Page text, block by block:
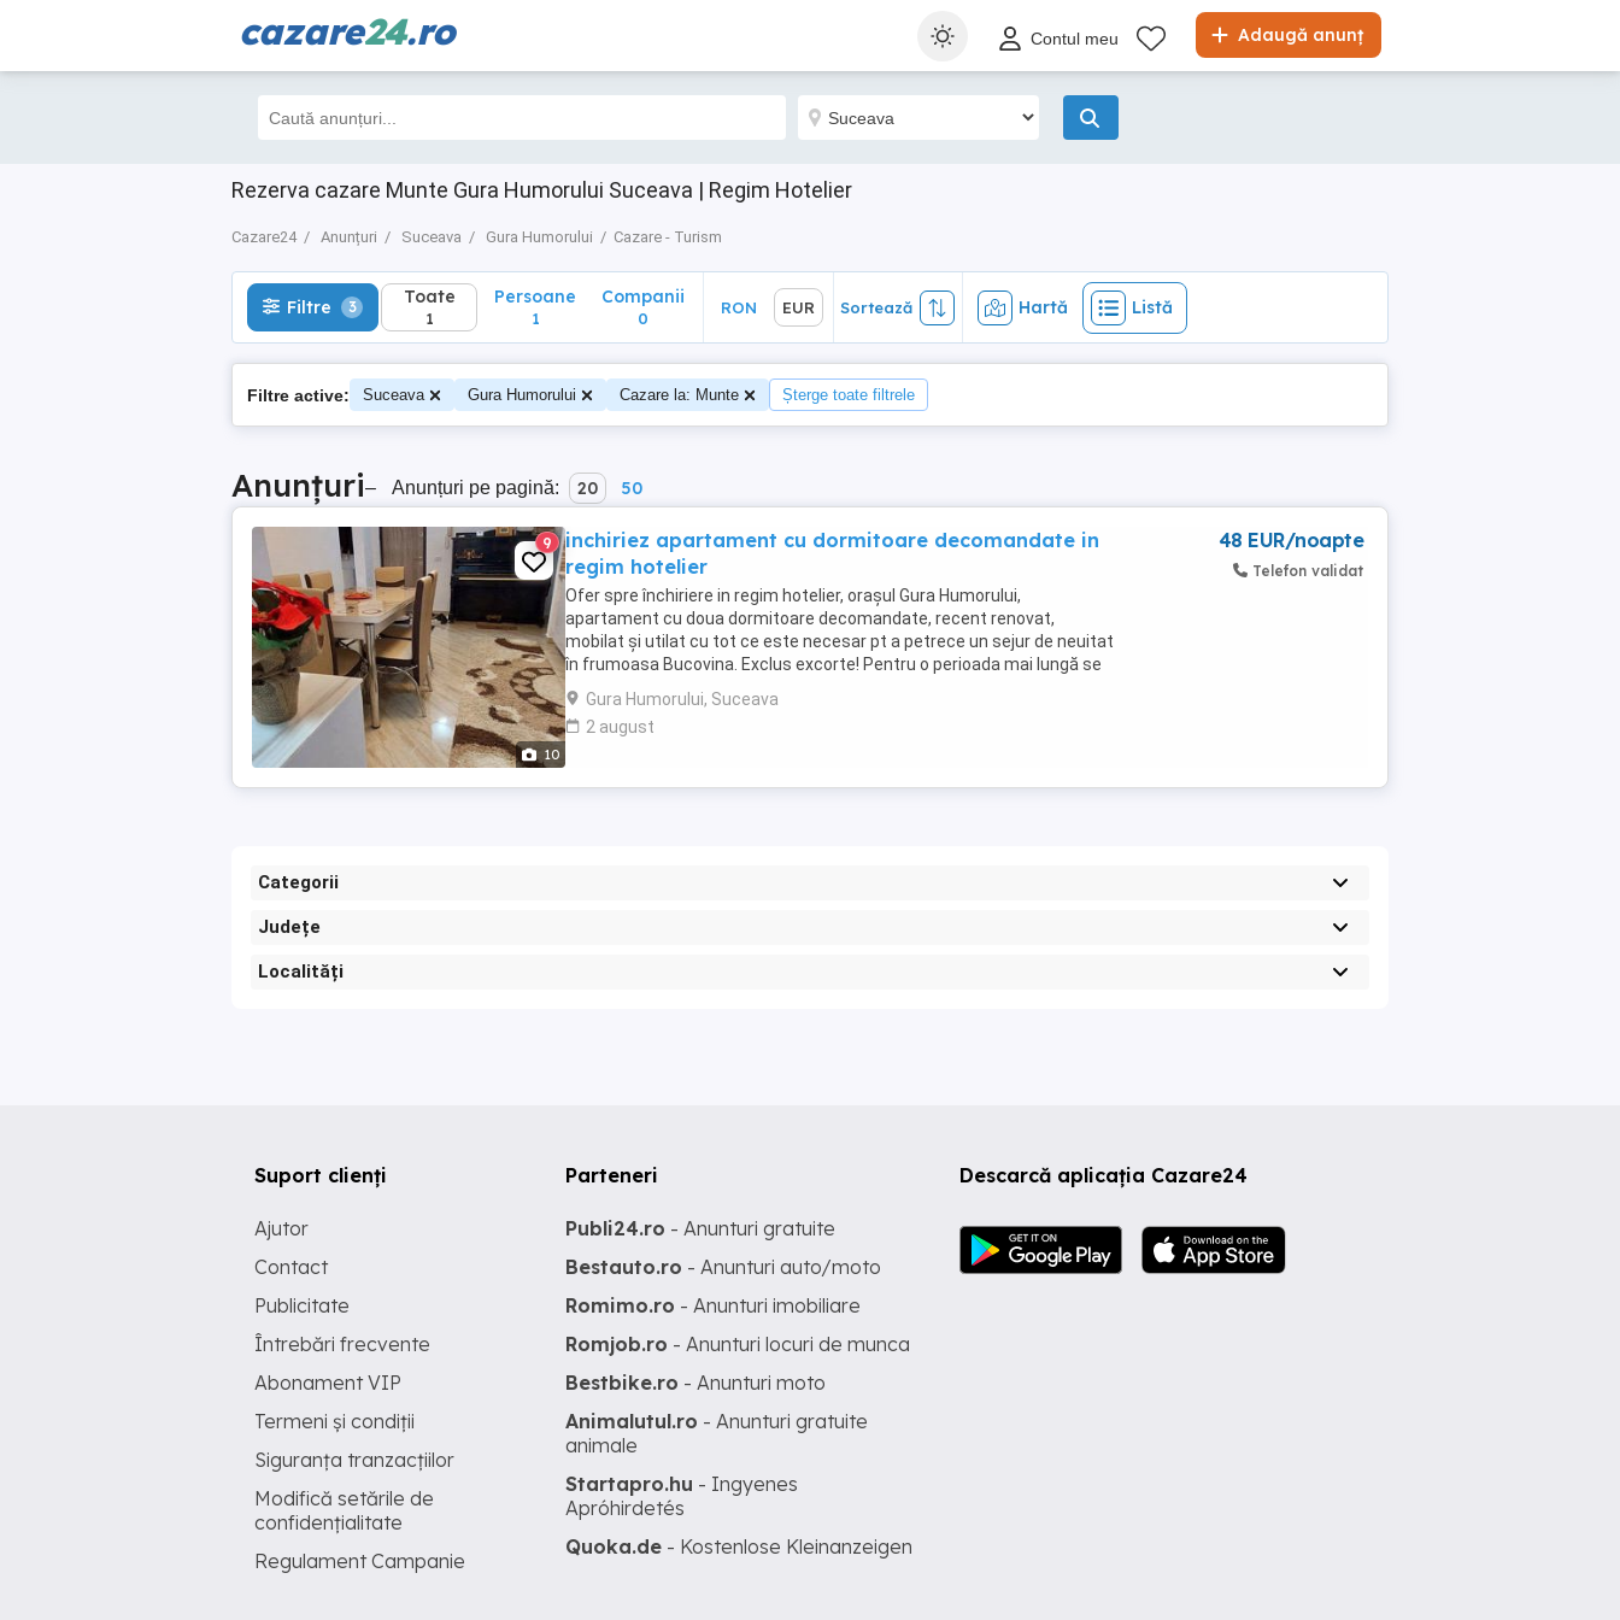
cazare24.ro Adaugă anunț
Contul meu
Rezerva cazare Munte Gura Humorului Suceava | Regim Hotelier
Cazare24 Anunțuri Suceava Gura Humorului Cazare - Turism
Filtre 3 Toate
1
Hartă Listă
Filtre 3 Toate
1
Persoane
1
Companii
0
RON EUR Sortează Hartă Listă
Filtre active: Suceava Gura Humorului Cazare la: Munte Șterge toate filtrele
Anunțuri– Anunțuri pe pagină: 20 50
10
9
inchiriez apartament cu dormitoare decomandate in
regim hotelier
Ofer spre închiriere in regim hotelier, orașul Gura Humorului,
apartament cu doua dormitoare decomandate, recent renovat,
mobilat și utilat cu tot ce este necesar pt a petrece un sejur de neuitat
în frumoasa Bucovina. Exclus excorte! Pentru o perioada mai lungă se
mai negociază.
Gura Humorului, Suceava
2 august
48 EUR/noapte
Telefon validat
Categorii
Județe
Localități
Descarcă aplicația Cazare24
Suport clienți
Ajutor
Contact
Publicitate
Întrebări frecvente
Abonament VIP
Termeni și condiții
Siguranța tranzacțiilor
Modifică setările de
confidențialitate
Regulament Campanie
Parteneri
Publi24.ro - Anunturi gratuite
Bestauto.ro - Anunturi auto/moto
Romimo.ro - Anunturi imobiliare
Romjob.ro - Anunturi locuri de munca
Bestbike.ro - Anunturi moto
Animalutul.ro - Anunturi gratuite
animale
Startapro.hu - Ingyenes
Apróhirdetés
Quoka.de - Kostenlose Kleinanzeigen